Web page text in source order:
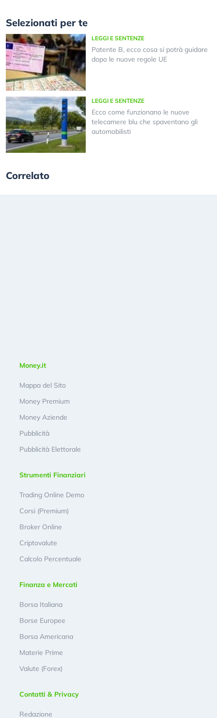
Selezionati per te
LEGGI E SENTENZE
Patente B, ecco cosa si potrà guidare
dopo le nuove regole UE
LEGGI E SENTENZE
Ecco come funzionano le nuove
telecamere blu che spaventano gli
automobilisti
Correlato
Money.it
Mappa del Sito
Money Premium
Money Aziende
Pubblicità
Pubblicità Elettorale
Strumenti Finanziari
Trading Online Demo
Corsi (Premium)
Broker Online
Criptovalute
Calcolo Percentuale
Finanza e Mercati
Borsa Italiana
Borse Europee
Borsa Americana
Materie Prime
Valute (Forex)
Contatti & Privacy
Redazione